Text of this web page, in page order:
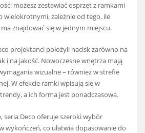
możesz zestawiać osprzęt z ramkami
wielokrotnymi, zależnie od tego, ile
znajdować się w jednym miejscu.
projektanci położyli nacisk zarówno na
i na jakość. Nowoczesne wnętrza mają
wizualne – również w strefie
W efekcie ramki wpisują się w
a ich forma jest ponadczasowa.
seria Deco oferuje szeroki wybór
wykończeń, co ułatwia dopasowanie do